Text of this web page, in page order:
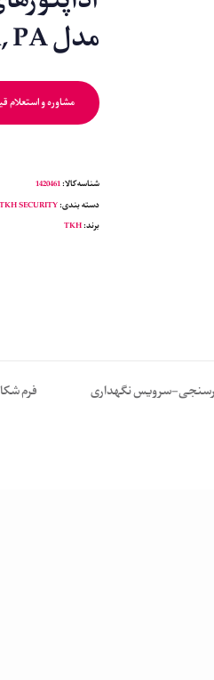
مدل PSR, PA
مشاوره و استعلام
شناسه کالا:1420461
دسته بندی:SECURITY
برند:TKH
سرویس نگهداری فرم